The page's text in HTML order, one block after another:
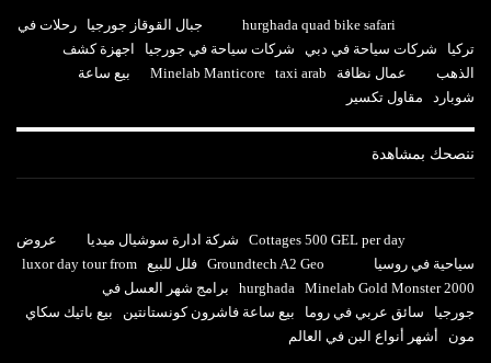
hurghada quad bike safari جبال القوقاز جورجيا
رحلات في
تركيا
شركات سياحة في دبي شركات سياحة في جورجيا
اجهزة كشف
الذهب
عمال نظافة Minelab Manticore taxi arab
بيع ساعة
شوبارد
مقاول تكسير
ننصحك بمشاهدة
Cottages 500 GEL per day شركة ادارة سوشيال ميديا
عروض
سياحية في روسيا
Groundtech A2 Geo فلل للبيع
luxor day tour from
hurghada
Minelab Gold Monster 2000
برامج شهر العسل في
جورجيا
سائق عربي في روما بيع ساعة فاشرون كونستانتين
بيع باتيك سكاي
مون
أشهر أنواع البن في العالم